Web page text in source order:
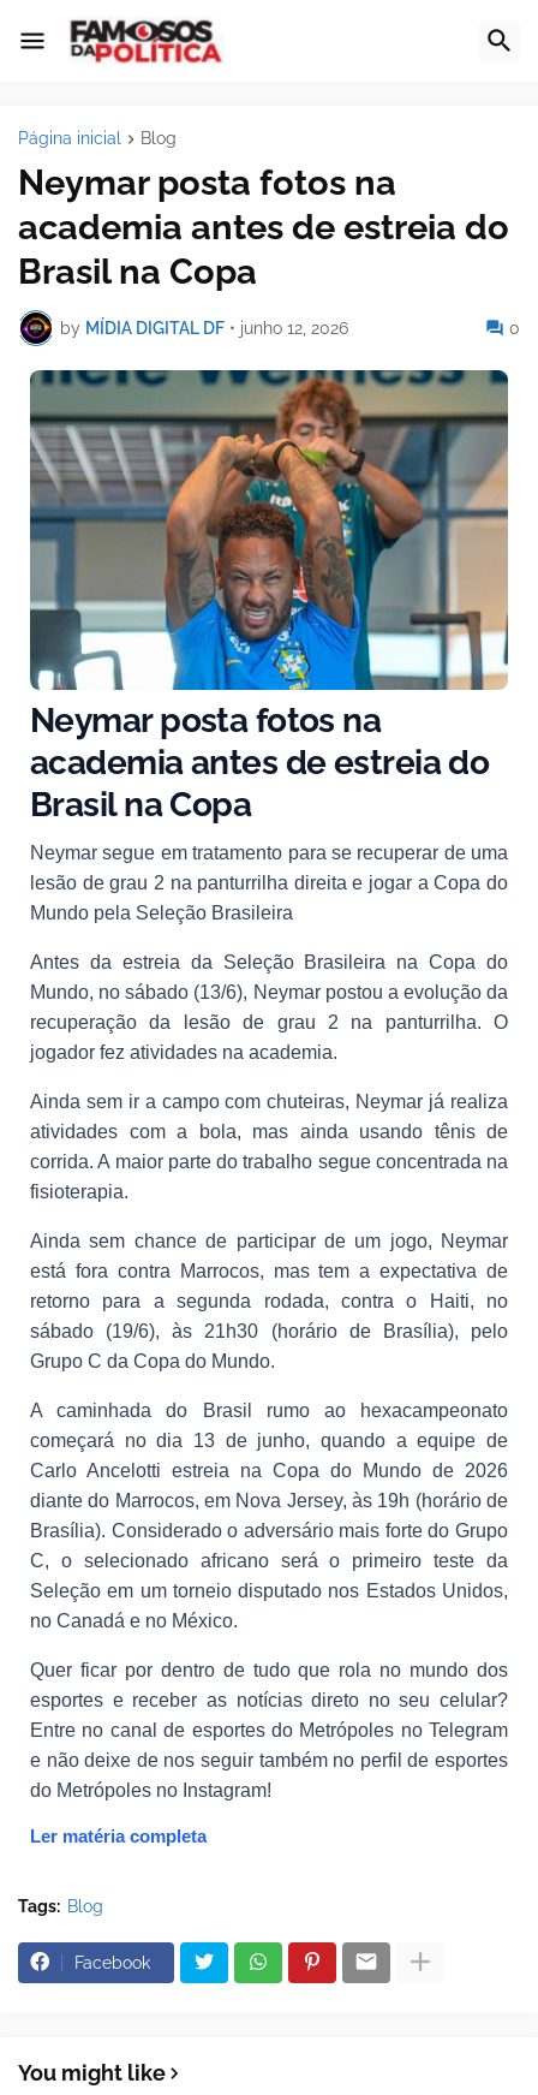
Página inicial Blog
Neymar posta fotos na
academia antes de estreia do
Brasil na Copa
by MÍDIA DIGITAL DF • junho 12, 2026 0
Neymar posta fotos na
academia antes de estreia do
Brasil na Copa
Neymar segue em tratamento para se recuperar de uma
lesão de grau 2 na panturrilha direita e jogar a Copa do
Mundo pela Seleção Brasileira
Antes da estreia da Seleção Brasileira na Copa do
Mundo, no sábado (13/6), Neymar postou a evolução da
recuperação da lesão de grau 2 na panturrilha. O
jogador fez atividades na academia.
Ainda sem ir a campo com chuteiras, Neymar já realiza
atividades com a bola, mas ainda usando tênis de
corrida. A maior parte do trabalho segue concentrada na
fisioterapia.
Ainda sem chance de participar de um jogo, Neymar
está fora contra Marrocos, mas tem a expectativa de
retorno para a segunda rodada, contra o Haiti, no
sábado (19/6), às 21h30 (horário de Brasília), pelo
Grupo C da Copa do Mundo.
A caminhada do Brasil rumo ao hexacampeonato
começará no dia 13 de junho, quando a equipe de
Carlo Ancelotti estreia na Copa do Mundo de 2026
diante do Marrocos, em Nova Jersey, às 19h (horário de
Brasília). Considerado o adversário mais forte do Grupo
C, o selecionado africano será o primeiro teste da
Seleção em um torneio disputado nos Estados Unidos,
no Canadá e no México.
Quer ficar por dentro de tudo que rola no mundo dos
esportes e receber as notícias direto no seu celular?
Entre no canal de esportes do Metrópoles no Telegram
e não deixe de nos seguir também no perfil de esportes
do Metrópoles no Instagram!
Ler matéria completa
Tags: Blog
Facebook
You might like